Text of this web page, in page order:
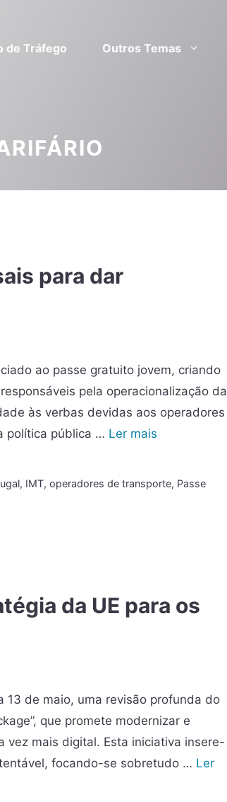
de Tráfego Outros Temas
para dar
ao passe gratuito jovem, criando
pela operacionalização da
às verbas devidas aos operadores
política pública … Ler mais
, IMT,operadores de transporte, Passe
da UE para os
13 de maio, uma revisão profunda do
que promete modernizar e
vez mais digital. Esta iniciativa insere-
focando-se sobretudo … Ler